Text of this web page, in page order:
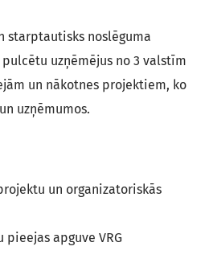
starptautisks noslēguma
uzņēmējus no 3 valstīm
un nākotnes projektiem, ko
uzņēmumos.
un organizatoriskās
apguve VRG